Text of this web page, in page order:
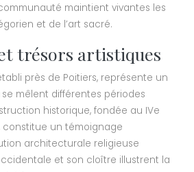
maintient vivantes les
et de l’art sacré.
trésors artistiques
près de Poitiers, représente un
mêlent différentes périodes
historique, fondée au IVe
constitue un témoignage
architecturale religieuse
et son cloître illustrent la